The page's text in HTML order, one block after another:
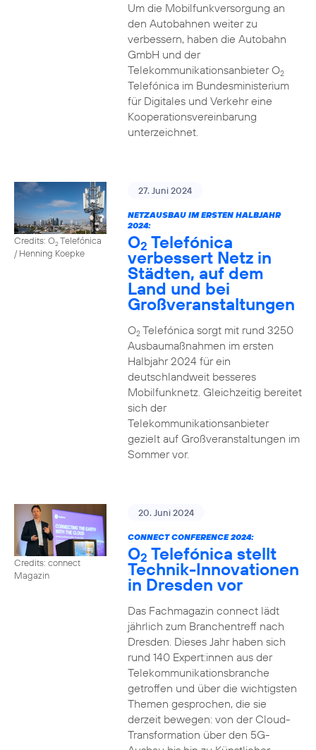
Um die Mobilfunkversorgung an
den Autobahnen weiter zu
verbessern, haben die Autobahn
GmbH und der
Telekommunikationsanbieter O2
Telefónica im Bundesministerium
für Digitales und Verkehr eine
Kooperationsvereinbarung
unterzeichnet.
Credits: O2Telefónica
/ Henning Koepke
27. Juni 2024
NETZAUSBAU IM ERSTEN HALBJAHR
2024:
O2 Telefónica
verbessert Netz in
Städten, auf dem
Land und bei
Großveranstaltungen
O2Telefónica sorgt mit rund 3250
Ausbaumaßnahmen im ersten
Halbjahr 2024 für ein
deutschlandweit besseres
Mobilfunknetz. Gleichzeitig bereitet
sich der
Telekommunikationsanbieter
gezielt auf Großveranstaltungen im
Sommer vor.
Credits: connect
Magazin
20. Juni 2024
CONNECT CONFERENCE 2024:
O2 Telefónica stellt
Technik-Innovationen
in Dresden vor
Das Fachmagazin connect lädt
jährlich zum Branchentreff nach
Dresden. Dieses Jahr haben sich
rund 140 Expert:innen aus der
Telekommunikationsbranche
getroffen und über die wichtigsten
Themen gesprochen, die sie
derzeit bewegen: von der Cloud-
Transformation über den 5G-